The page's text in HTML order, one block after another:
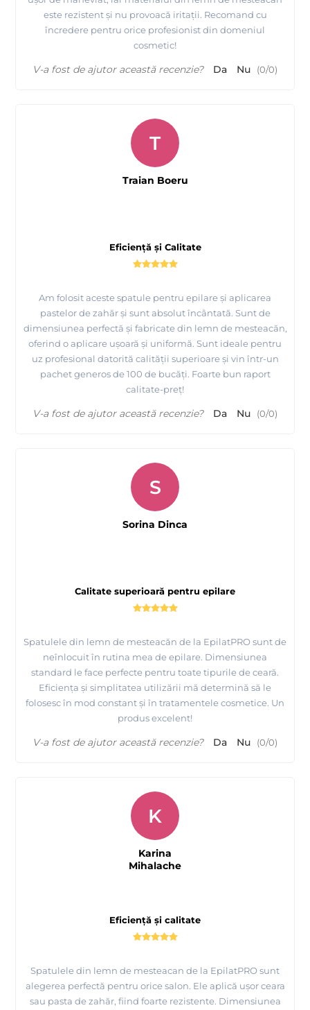
este rezistent și nu provoacă iritații. Recomand cu
încredere pentru orice profesionist din domeniul
cosmetic!
V-a fost de ajutor această recenzie? Da Nu (0/0)
Eficiență și Calitate
Am folosit aceste spatule pentru epilare și aplicarea
pastelor de zahăr și sunt absolut încântată. Sunt de
dimensiunea perfectă și fabricate din lemn de mesteacăn,
oferind o aplicare ușoară și uniformă. Sunt ideale pentru
uz profesional datorită calității superioare și vin într-un
pachet generos de 100 de bucăți. Foarte bun raport
calitate-preț!
T
Traian Boeru
V-a fost de ajutor această recenzie? Da Nu (0/0)
Calitate superioară pentru epilare
Spatulele din lemn de mesteacăn de la EpilatPRO sunt de
neînlocuit în rutina mea de epilare. Dimensiunea
standard le face perfecte pentru toate tipurile de ceară.
Eficiența și simplitatea utilizării mă determină să le
folosesc în mod constant și în tratamentele cosmetice. Un
produs excelent!
S
Sorina Dinca
V-a fost de ajutor această recenzie? Da Nu (0/0)
Eficiență și calitate
Spatulele din lemn de mesteacan de la EpilatPRO sunt
alegerea perfectă pentru orice salon. Ele aplică ușor ceara
sau pasta de zahăr, fiind foarte rezistente. Dimensiunea
K
Karina
Mihalache